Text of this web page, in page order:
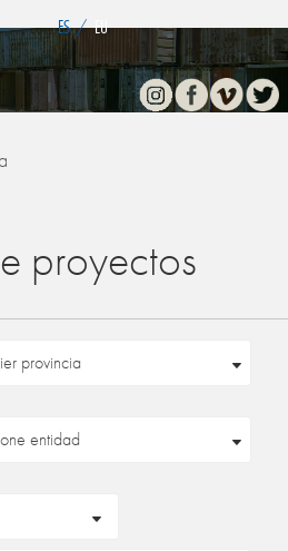
ES / EU
InstagramFacebook
Vimeo
proyectos